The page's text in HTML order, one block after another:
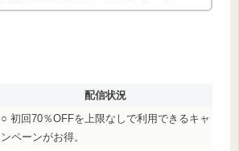
配信状況
○ 初回70％OFFを上限なしで利用できるキャ
ンペーンがお得。